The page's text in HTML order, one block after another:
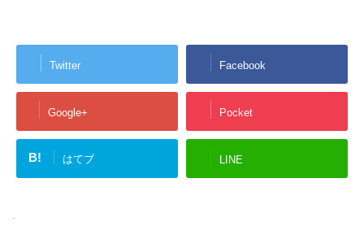
Twitter Facebook
Google+ Pocket
B! はてブ LINE
-